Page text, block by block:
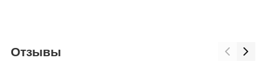
Отзывы